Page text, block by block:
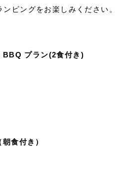
ピングをお楽しみください。
BBQ プラン(2食付き)
食付き）